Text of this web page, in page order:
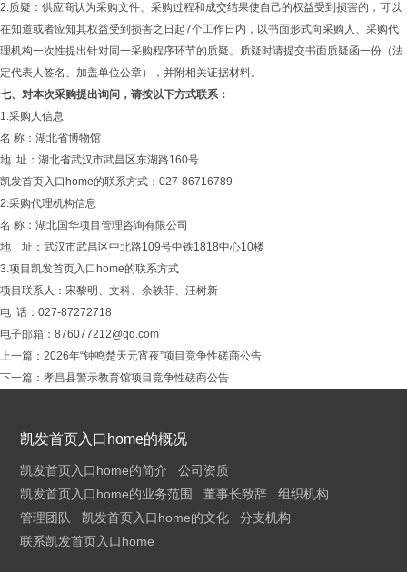
2.质疑：供应商认为采购文件、采购过程和成交结果使自己的权益受到损害的，可以
在知道或者应知其权益受到损害之日起7个工作日内，以书面形式向采购人、采购代
理机构一次性提出针对同一采购程序环节的质疑。质疑时请提交书面质疑函一份（法
定代表人签名、加盖单位公章），并附相关证据材料。
七、对本次采购提出询问，请按以下方式联系：
1.采购人信息
名 称：湖北省博物馆
地 址：湖北省武汉市武昌区东湖路160号
凯发首页入口home的联系方式：027-86716789
2.采购代理机构信息
名 称：湖北国华项目管理咨询有限公司
地 址：武汉市武昌区中北路109号中铁1818中心10楼
3.项目凯发首页入口home的联系方式
项目联系人：宋黎明、文科、余轶菲、汪树新
电 话：027-87272718
电子邮箱： 876077212@qq.com
上一篇： 2026年“钟鸣楚天元宵夜”项目竞争性磋商公告
下一篇： 孝昌县警示教育馆项目竞争性磋商公告
凯发首页入口home的概况
凯发首页入口home的简介
公司资质
凯发首页入口home的业务范围
董事长致辞
组织机构
管理团队
凯发首页入口home的文化
分支机构
联系凯发首页入口home